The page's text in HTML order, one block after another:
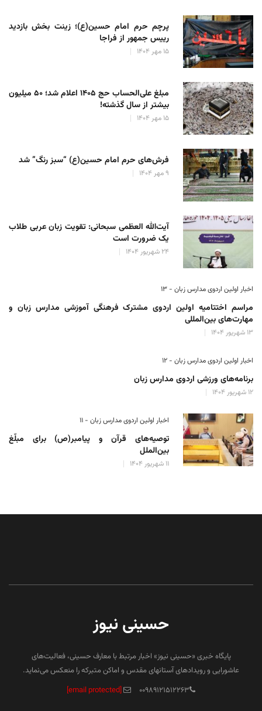
پرچم حرم امام حسین(ع)؛ زینت بخش بازدید
رییس جمهور از فراجا
۱۵ مهر ۱۴۰۴
مبلغ علی‌الحساب حج ۱۴۰۵ اعلام شد؛ ۵۰ میلیون
بیشتر از سال گذشته!
۱۵ مهر ۱۴۰۴
فرش‌های حرم امام حسین(ع) “سبز رنگ” شد
۹ مهر ۱۴۰۴
آیت‌الله العظمی سبحانی: تقویت زبان عربی طلاب
یک ضرورت است
۲۴ شهریور ۱۴۰۴
اخبار اولین اردوی مدارس زبان - ۱۳
مراسم اختتامیه اولین اردوی مشترک فرهنگی آموزشی مدارس زبان و
مهارت‌های بین‌المللی
۱۳ شهریور ۱۴۰۴
اخبار اولین اردوی مدارس زبان - ۱۲
برنامه‌های ورزشی اردوی مدارس زبان
۱۲ شهریور ۱۴۰۴
اخبار اولین اردوی مدارس زبان - ۱۱
توصیه‌های قرآن و پیامبر(ص) برای مبلّغ
بین‌الملل
۱۱ شهریور ۱۴۰۴
حسینی نیوز
پایگاه خبری «حسینی نیوز» اخبار مرتبط با معارف حسینی، فعالیت‌های
عاشورایی و رویدادهای آستانهای مقدس و اماکن متبرکه را منعکس می‌نماید.
۰۰۹۸۹۱۲۱۵۱۲۲۶۳
[email protected]